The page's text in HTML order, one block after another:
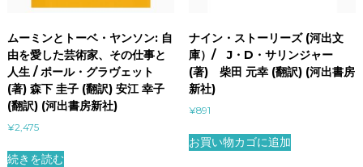
ムーミンとトーベ・ヤンソン: 自
由を愛した芸術家、その仕事と
人生 / ポール・グラヴェット
(著) 森下 圭子 (翻訳) 安江 幸子
(翻訳) (河出書房新社)
¥2,475
続きを読む
ナイン・ストーリーズ (河出文
庫）/ J・D・サリンジャー
(著) 柴田 元幸 (翻訳) (河出書房
新社)
¥891
お買い物カゴに追加